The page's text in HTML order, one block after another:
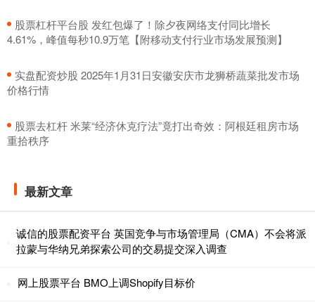
​股票杠杆平台股 发红包爆了！除夕夜网络支付同比增长
4.61%，峰值每秒10.9万笔【附移动支付行业市场发展预测】
​实盘配资炒股 2025年1月31日安徽安庆市龙狮桥蔬菜批发市场
价格行情
​股票去杠杆 米莱“经济休克疗法”竟打出奇效：阿根廷租房市场
重拾秩序
最新文章
诚信的股票配资平台 英国竞争与市场管理局（CMA）不会将派
拉蒙与华纳兄弟探索公司的交易提交深入调查
网上股票平台 BMO上调Shopify目标价